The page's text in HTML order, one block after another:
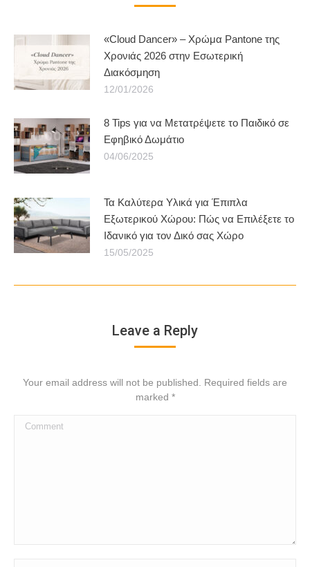
«Cloud Dancer» – Χρώμα Pantone της
Χρονιάς 2026 στην Εσωτερική
Διακόσμηση
12/01/2026
8 Tips για να Μετατρέψετε το Παιδικό σε
Εφηβικό Δωμάτιο
04/06/2025
Τα Καλύτερα Υλικά για Έπιπλα
Εξωτερικού Χώρου: Πώς να Επιλέξετε το
Ιδανικό για τον Δικό σας Χώρο
15/05/2025
Leave a Reply
Your email address will not be published. Required fields are
marked *
Comment